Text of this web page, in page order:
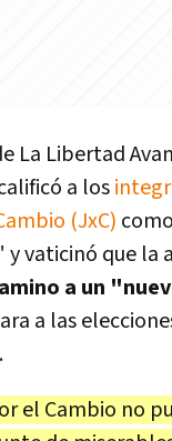
La Libertad
a los
(JxC)
y vaticinó que la
a un
a las
el Cambio no